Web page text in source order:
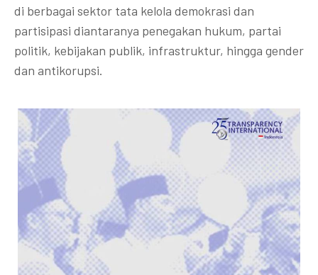
di berbagai sektor tata kelola demokrasi dan
partisipasi diantaranya penegakan hukum, partai
politik, kebijakan publik, infrastruktur, hingga gender
dan antikorupsi.